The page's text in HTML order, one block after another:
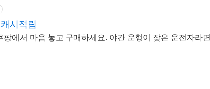
시적립
팡에서 마음 놓고 구매하세요. 야간 운행이 잦은 운전자라